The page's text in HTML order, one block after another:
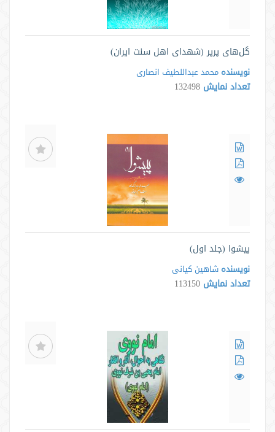
گل‌های پرپر (شهدای اهل سنت ایران)
نویسنده محمد عبداللطیف انصاری
تعداد نمایش 132498
پیشوا (جلد اول)
نویسنده شاهین کیانی
تعداد نمایش 113150